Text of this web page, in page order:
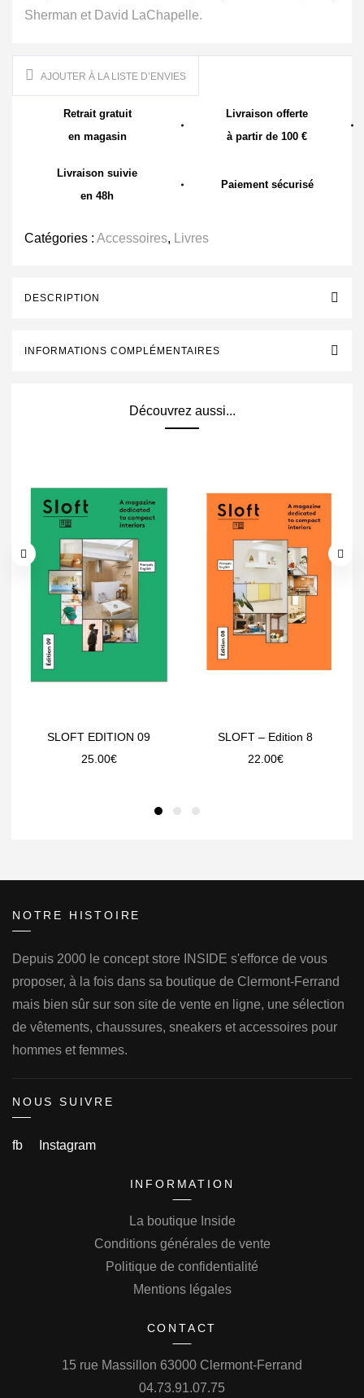
Sherman et David LaChapelle.
AJOUTER À LA LISTE D’ENVIES
Retrait gratuit
en magasin
Livraison offerte
à partir de 100 €
Livraison suivie
en 48h
Paiement sécurisé
Catégories : Accessoires, Livres
DESCRIPTION
INFORMATIONS COMPLÉMENTAIRES
Découvrez aussi...
SLOFT EDITION 09
25.00€
SLOFT – Edition 8
22.00€
NOTRE HISTOIRE
Depuis 2000 le concept store INSIDE s'efforce de vous
proposer, à la fois dans sa boutique de Clermont-Ferrand
mais bien sûr sur son site de vente en ligne, une sélection
de vêtements, chaussures, sneakers et accessoires pour
hommes et femmes.
NOUS SUIVRE
fb Instagram
INFORMATION
La boutique Inside
Conditions générales de vente
Politique de confidentialité
Mentions légales
CONTACT
15 rue Massillon 63000 Clermont-Ferrand
04.73.91.07.75